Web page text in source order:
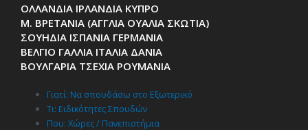
ΟΛΛΑΝΔΙΑ ΙΡΛΑΝΔΙΑ ΚΥΠΡΟ
Μ. ΒΡΕΤΑΝΙΑ (ΑΓΓΛΙΑ ΟΥΑΛΙΑ ΣΚΩΤΙΑ)
ΣΟΥΗΔΙΑ ΙΣΠΑΝΙΑ ΓΕΡΜΑΝΙΑ
ΒΕΛΓΙΟ ΓΑΛΛΙΑ ΙΤΑΛΙΑ ΔΑΝΙΑ
ΒΟΥΛΓΑΡΙΑ ΤΣΕΧΙΑ ΡΟΥΜΑΝΙΑ
Γιατί: Nα σπουδάσω στο Εξωτερικό
Τι: Ειδικότητες Σπουδών
Που: Χώρες / Πανεπιστήμια